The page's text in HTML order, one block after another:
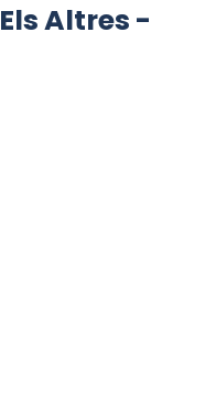
Altres -